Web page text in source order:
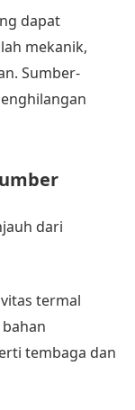
dapat
mekanik,
Sumber-
dari
termal
tembaga dan